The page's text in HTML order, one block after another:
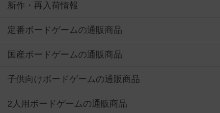
新作・再入荷情報
定番ボードゲームの通販商品
国産ボードゲームの通販商品
子供向けボードゲームの通販商品
2人用ボードゲームの通販商品